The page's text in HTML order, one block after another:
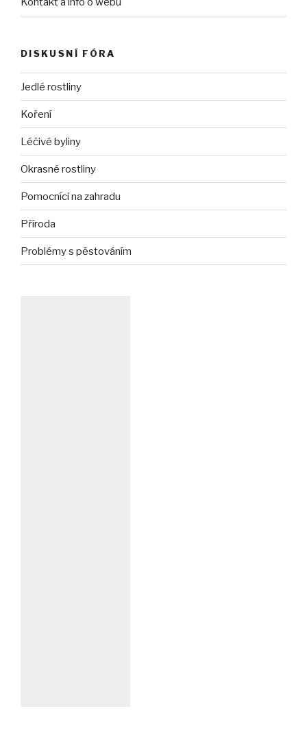
DISKUSNÍ FÓRA
Jedlé rostliny
Koření
Léčivé byliny
Okrasné rostliny
Pomocníci na zahradu
Příroda
Problémy s pěstováním